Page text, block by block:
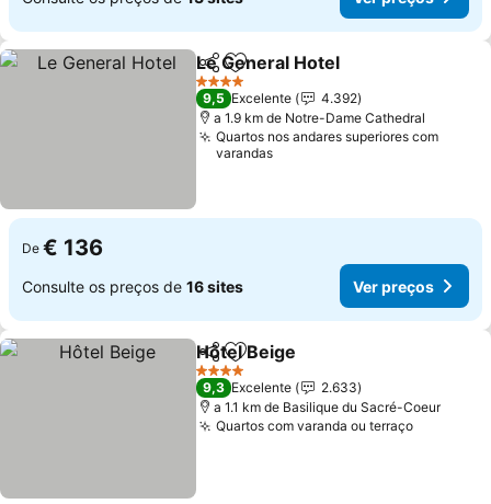
PartilharAdicionar aos favoritos
Le General Hotel
4 Estrelas
9,5 Excelente
4.392
a 1.9 km de Notre-Dame Cathedral
Quartos nos andares superiores com
varandas
De € 136
Consulte os preços de 16 sites Ver preços
PartilharAdicionar aos favoritos
Hôtel Beige
4 Estrelas
9,3 Excelente
2.633
a 1.1 km de Basilique du Sacré-Coeur
Quartos com varanda ou terraçoVer